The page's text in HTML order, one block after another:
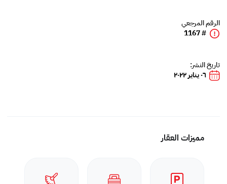
الرقم المرجعي
# 1167
تاريخ النشر:
٠٦ يناير ٢٠٢٢
مميزات العقار